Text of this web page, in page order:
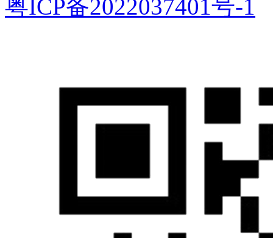
粤ICP备2022037401号-1